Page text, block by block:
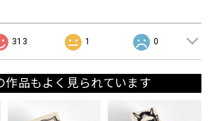
313 1 0
作品もよく見られています